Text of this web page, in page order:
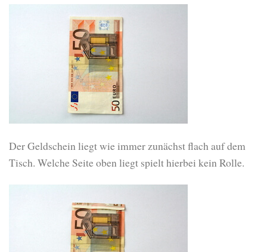
Der Geldschein liegt wie immer zunächst flach auf dem
Tisch. Welche Seite oben liegt spielt hierbei kein Rolle.